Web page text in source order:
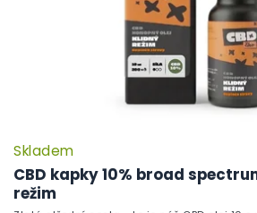
CBD kapky 10% broad
režim
Skladem